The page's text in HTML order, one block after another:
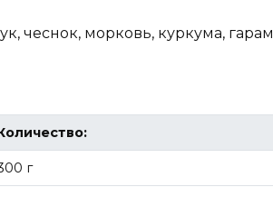
чеснок, морковь, куркума, гарам
г